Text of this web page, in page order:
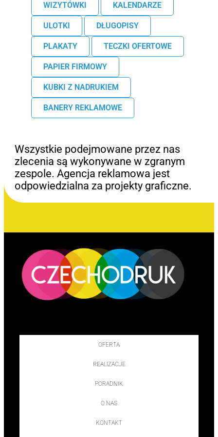
WIZYTÓWKI KALENDARZE
ULOTKI DŁUGOPISY
PLAKATY TECZKI OFERTOWE
PAPIER FIRMOWY
KUBKI Z NADRUKIEM
BANERY REKLAMOWE
Wszystkie podejmowane przez nas
zlecenia są wykonywane w zgranym
zespole. Agencja reklamowa jest
odpowiedzialna za projekty graficzne.
OFERTA
REALIZACJE
PORADNIK
O NAS
KONTAKT